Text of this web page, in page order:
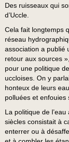
Des ruisseaux qui
d’Uccle.
Cela fait longtemps
réseau
association a publié
retour aux sources
pour une politique
uccloises. On y
honteux de leurs
polluées et enfouies
La politique de
siècles consistait à
enterrer ou à